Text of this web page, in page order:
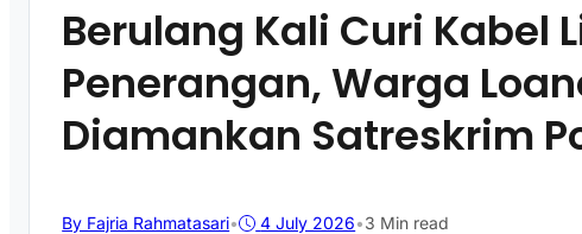
Berulang Kali Curi Kabel
Penerangan, Warga
Diamankan Satreskrim
By Fajria Rahmatasari• 4 July 2026•3 Min read